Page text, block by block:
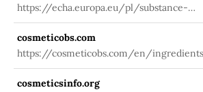
https://echa.europa.eu/pl/substance-
information/-/substanceinfo/
cosmeticobs.com
https://cosmeticobs.com/en/
alcohol-37
cosmeticsinfo.org